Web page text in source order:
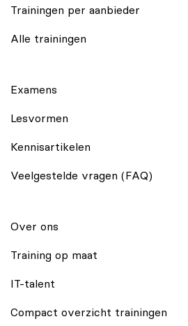
Trainingen per aanbieder
Alle trainingen
Examens
Lesvormen
Kennisartikelen
Veelgestelde vragen (FAQ)
Over ons
Training op maat
IT-talent
Compact overzicht trainingen